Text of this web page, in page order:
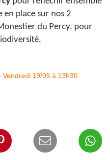
en place sur nos 2
du Percy, pour